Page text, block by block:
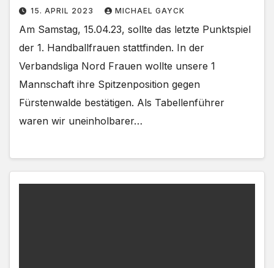
15. APRIL 2023 MICHAEL GAYCK
Am Samstag, 15.04.23, sollte das letzte Punktspiel
der 1. Handballfrauen stattfinden. In der
Verbandsliga Nord Frauen wollte unsere 1
Mannschaft ihre Spitzenposition gegen
Fürstenwalde bestätigen. Als Tabellenführer
waren wir uneinholbarer…